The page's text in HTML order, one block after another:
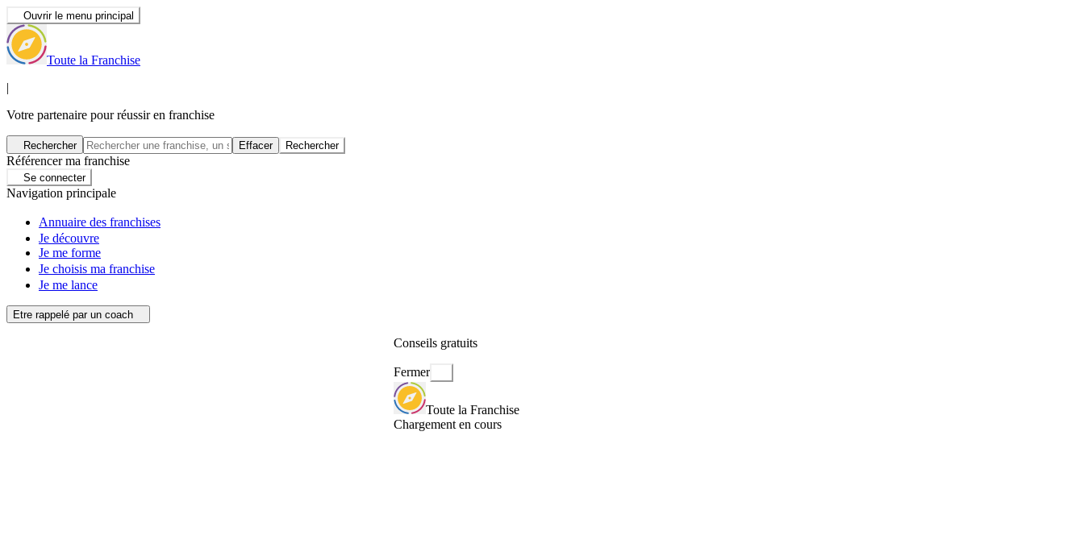
Ouvrir le menu principal
Toute la Franchise
|
Votre partenaire pour réussir en franchise
Rechercher Effacer Rechercher
Référencer ma franchise
Se connecter
Navigation principale
Annuaire des franchises
Je découvre
Je me forme
Je choisis ma franchise
Je me lance
Etre rappelé par un coach
Conseils gratuits
Fermer
Toute la Franchise
Chargement en cours